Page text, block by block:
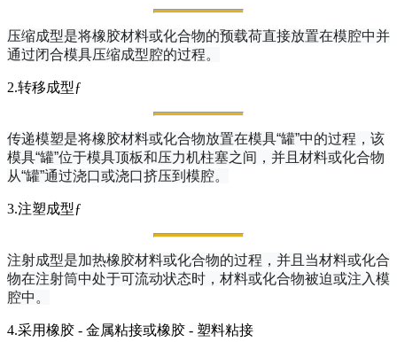
压缩成型是将橡胶材料或化合物的预载荷直接放置在模腔中并
通过闭合模具压缩成型腔的过程。
2.转移成型ƒ
传递模塑是将橡胶材料或化合物放置在模具“罐”中的过程，该
模具“罐”位于模具顶板和压力机柱塞之间，并且材料或化合物
从“罐”通过浇口或浇口挤压到模腔。
3.注塑成型ƒ
注射成型是加热橡胶材料或化合物的过程，并且当材料或化合
物在注射筒中处于可流动状态时，材料或化合物被迫或注入模
腔中。
4.采用橡胶 - 金属粘接或橡胶 - 塑料粘接